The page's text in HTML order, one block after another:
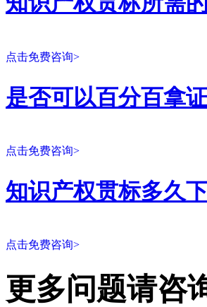
点击免费咨询>
是否可以百分百拿
点击免费咨询>
知识产权贯标多久
点击免费咨询>
更多问题请咨